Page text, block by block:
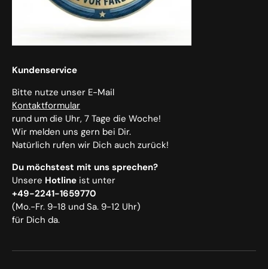
Kundenservice
Bitte nutze unser E-Mail
Kontaktformular
rund um die Uhr, 7 Tage die Woche!
Wir melden uns gern bei Dir.
Natürlich rufen wir Dich auch zurück!
Du möchstest mit uns sprechen?
Unsere Hotline ist unter
+49-2241-1659770
(Mo.-Fr. 9-18 und Sa. 9-12 Uhr)
für Dich da.